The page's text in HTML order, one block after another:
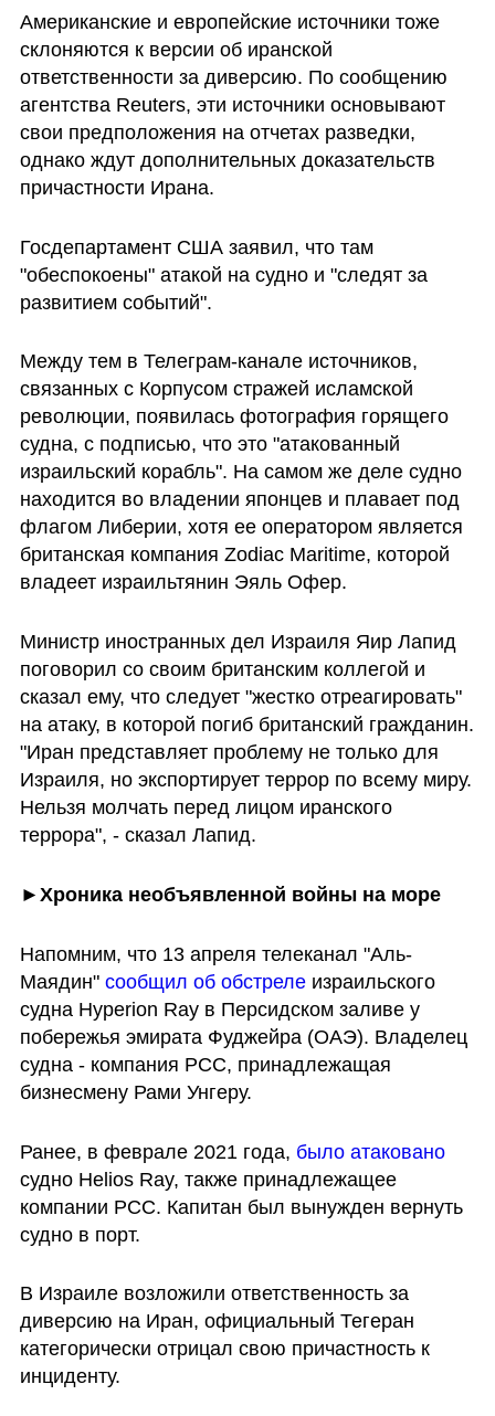
Американские и европейские источники тоже
склоняются к версии об иранской
ответственности за диверсию. По сообщению
агентства Reuters, эти источники основывают
свои предположения на отчетах разведки,
однако ждут дополнительных доказательств
причастности Ирана.
Госдепартамент США заявил, что там
"обеспокоены" атакой на судно и "следят за
развитием событий".
Между тем в Телеграм-канале источников,
связанных с Корпусом стражей исламской
революции, появилась фотография горящего
судна, с подписью, что это "атакованный
израильский корабль". На самом же деле судно
находится во владении японцев и плавает под
флагом Либерии, хотя ее оператором является
британская компания Zodiac Maritime, которой
владеет израильтянин Эяль Офер.
Министр иностранных дел Израиля Яир Лапид
поговорил со своим британским коллегой и
сказал ему, что следует "жестко отреагировать"
на атаку, в которой погиб британский гражданин.
"Иран представляет проблему не только для
Израиля, но экспортирует террор по всему миру.
Нельзя молчать перед лицом иранского
террора", - сказал Лапид.
►Хроника необъявленной войны на море
Напомним, что 13 апреля телеканал "Аль-
Маядин" сообщил об обстреле израильского
судна Hyperion Ray в Персидском заливе у
побережья эмирата Фуджейра (ОАЭ). Владелец
судна - компания PCC, принадлежащая
бизнесмену Рами Унгеру.
Ранее, в феврале 2021 года, было атаковано
судно Helios Ray, также принадлежащее
компании PCC. Капитан был вынужден вернуть
судно в порт.
В Израиле возложили ответственность за
диверсию на Иран, официальный Тегеран
категорически отрицал свою причастность к
инциденту.